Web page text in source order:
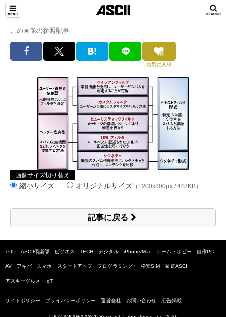
この画像の参照記事
お気に入り
画像サイズ切り替え
縮小サイズ オリジナルサイズ （1200x800px / 448KB）
記事に戻る
TOP ASCII倶楽部 ビジネス TECH デジタル iPhone/Mac ゲーム・ホビー 自作PC
AV アキバ スマホ スタートアップ プログラミング+ 格安SIM 家電ASCII
アスキーグルメ IoT
サイトポリシー プライバシーポリシー 運営会社 お問い合わせ 広告掲載